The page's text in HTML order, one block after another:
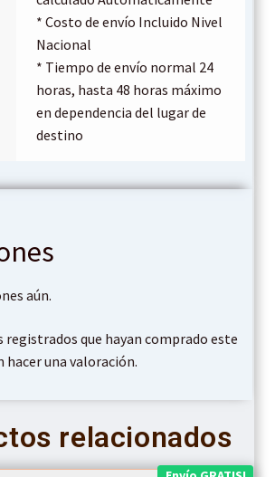
* Costo de envío Incluido Nivel
Nacional
* Tiempo de envío normal 24
horas, hasta 48 horas máximo
en dependencia del lugar de
destino
aún.
registrados que hayan comprado este
hacer una valoración.
relacionados